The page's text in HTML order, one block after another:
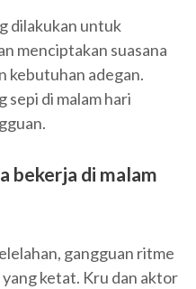
dilakukan untuk
menciptakan suasana
kebutuhan adegan.
sepi di malam hari
bekerja di malam
gangguan ritme
ketat. Kru dan aktor